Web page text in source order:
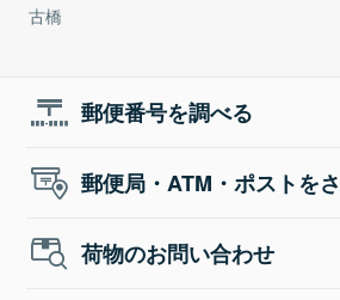
古橋
郵便番号を調べる
郵便局・ATM・ポストを
荷物のお問い合わせ